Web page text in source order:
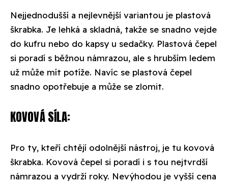
Nejjednodušší a nejlevnější variantou je plastová
škrabka. Je lehká a skladná, takže se snadno vejde
do kufru nebo do kapsy u sedačky. Plastová čepel
si poradí s běžnou námrazou, ale s hrubším ledem
už může mít potíže. Navíc se plastová čepel
snadno opotřebuje a může se zlomit.
KOVOVÁ SÍLA:
Pro ty, kteří chtějí odolnější nástroj, je tu kovová
škrabka. Kovová čepel si poradí i s tou nejtvrdší
námrazou a vydrží roky. Nevýhodou je vyšší cena